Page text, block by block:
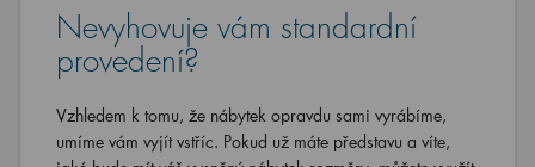
Nevyhovuje vám standardní
provedení?
Vzhledem k tomu, že nábytek opravdu sami vyrábíme,
umíme vám vyjít vstříc. Pokud už máte představu a víte,